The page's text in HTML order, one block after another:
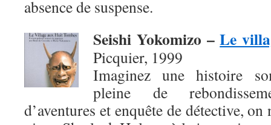
absence de suspense.
Seishi Yokomizo –Le
Picquier, 1999
Imaginez une histoire
pleine de
d’aventures et enquête de détective,